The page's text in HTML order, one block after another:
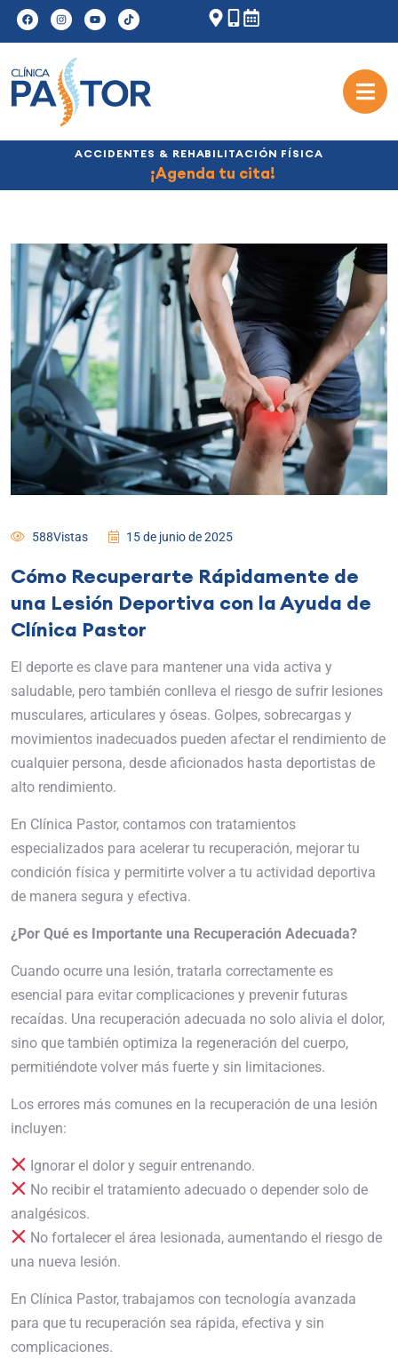
ACCIDENTES & REHABILITACIÓN FÍSICA
¡Agenda tu cita!
588Vistas 15 de junio de 2025
Cómo Recuperarte Rápidamente de
una Lesión Deportiva con la Ayuda de
Clínica Pastor
El deporte es clave para mantener una vida activa y
saludable, pero también conlleva el riesgo de sufrir lesiones
musculares, articulares y óseas. Golpes, sobrecargas y
movimientos inadecuados pueden afectar el rendimiento de
cualquier persona, desde aficionados hasta deportistas de
alto rendimiento.
En Clínica Pastor, contamos con tratamientos
especializados para acelerar tu recuperación, mejorar tu
condición física y permitirte volver a tu actividad deportiva
de manera segura y efectiva.
¿Por Qué es Importante una Recuperación Adecuada?
Cuando ocurre una lesión, tratarla correctamente es
esencial para evitar complicaciones y prevenir futuras
recaídas. Una recuperación adecuada no solo alivia el dolor,
sino que también optimiza la regeneración del cuerpo,
permitiéndote volver más fuerte y sin limitaciones.
Los errores más comunes en la recuperación de una lesión
incluyen:
Ignorar el dolor y seguir entrenando.
No recibir el tratamiento adecuado o depender solo de
analgésicos.
No fortalecer el área lesionada, aumentando el riesgo de
una nueva lesión.
En Clínica Pastor, trabajamos con tecnología avanzada
para que tu recuperación sea rápida, efectiva y sin
complicaciones.